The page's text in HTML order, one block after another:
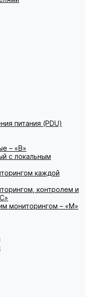
питания (PDU)
– «В»
с локальным
каждой
контролем и
мониторингом – «М»